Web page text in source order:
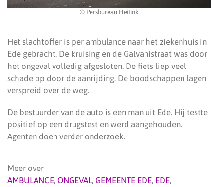
© Persbureau Heitink
Het slachtoffer is per ambulance naar het ziekenhuis in
Ede gebracht. De kruising en de Galvanistraat was door
het ongeval volledig afgesloten. De fiets liep veel
schade op door de aanrijding. De boodschappen lagen
verspreid over de weg.
De bestuurder van de auto is een man uit Ede. Hij testte
positief op een drugstest en werd aangehouden.
Agenten doen verder onderzoek.
Meer over
AMBULANCE, ONGEVAL, GEMEENTE EDE, EDE,